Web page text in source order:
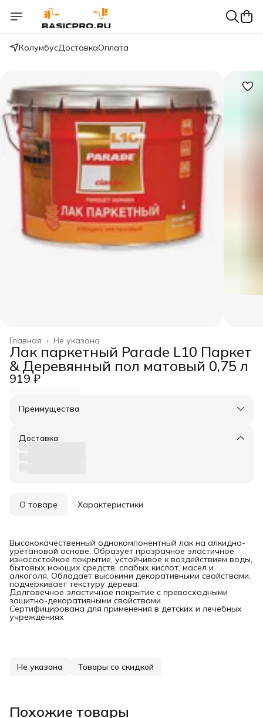
КолумбусДоставкаОплата
Не указана
Главная ›
Лак паркетный Parade L10 Паркет
& Деревянный пол матовый 0,75 л
919 ₽
Преимущества
Оплата частями в Сплит
Удобный возврат
Доставка
О товаре Характеристики
Высококачественный однокомпонентный лак на алкидно-
уретановой основе. Образует прозрачное эластичное
износостойкое покрытие, устойчивое к воздействиям воды,
бытовых моющих средств, слабых кислот, масел и
алкоголя. Обладает высокими декоративными свойствами,
подчеркивает текстуру дерева.
Долговечное эластичное покрытие с превосходными
защитно-декоративными свойствами.
Сертифицирована для применения в детских и лечебных
учреждениях
Не указана Товары со скидкой
Похожие товары